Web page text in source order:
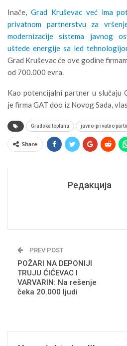
Inače, Grad Kruševac već ima
privatnom partnerstvu za
modernizacije sistema javnog
uštede energije sa led
Grad Kruševac će ove godine
od 700.000 evra.
Kao potencijalni partner u slučaju
je firma GAT doo iz Novog Sada,
Gradska toplana javno-privatno
Share
Редакција
PREV POST
POŽARI NA DEPONIJI
TRUJU ĆIĆEVAC I
VARVARIN: Na rešenje
čeka 20.000 ljudi